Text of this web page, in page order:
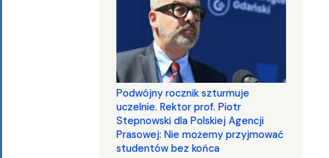
Podwójny rocznik szturmuje
uczelnie. Rektor prof. Piotr
Stepnowski dla Polskiej Agencji
Prasowej: Nie możemy przyjmować
studentów bez końca